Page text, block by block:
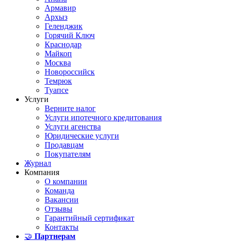
Армавир
Архыз
Геленджик
Горячий Ключ
Краснодар
Майкоп
Москва
Новороссийск
Темрюк
Туапсе
Услуги
Верните налог
Услуги ипотечного кредитования
Услуги агенства
Юридические услуги
Продавцам
Покупателям
Журнал
Компания
О компании
Команда
Вакансии
Отзывы
Гарантийный сертификат
Контакты
🤝 Партнерам